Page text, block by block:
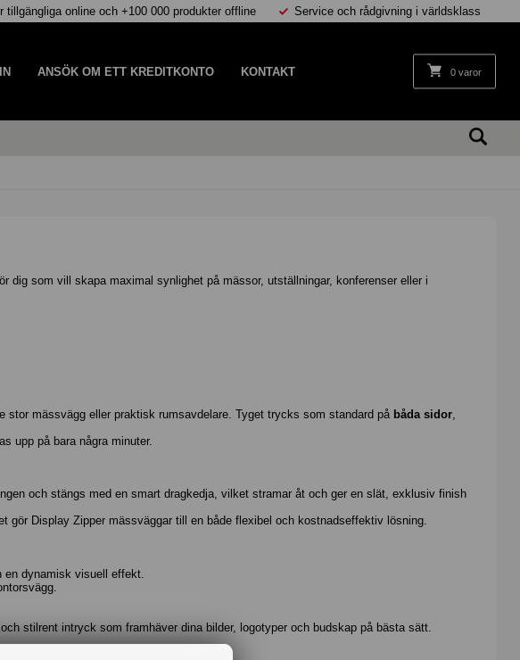
tillgängliga online och +100 000 produkter offline Service och rådgivning i världsklass
0 varor
ANSÖK OM ETT KREDITKONTO KONTAKT
som vill skapa maximal synlighet på mässor, utställningar, konferenser eller i
stor mässvägg eller praktisk rumsavdelare. Tyget trycks som standard på båda sidor,
upp på bara några minuter.
och stängs med en smart dragkedja, vilket stramar åt och ger en slät, exklusiv finish
Display Zipper mässväggar till en både flexibel och kostnadseffektiv lösning.
dynamisk visuell effekt.
stilrent intryck som framhäver dina bilder, logotyper och budskap på bästa sätt.